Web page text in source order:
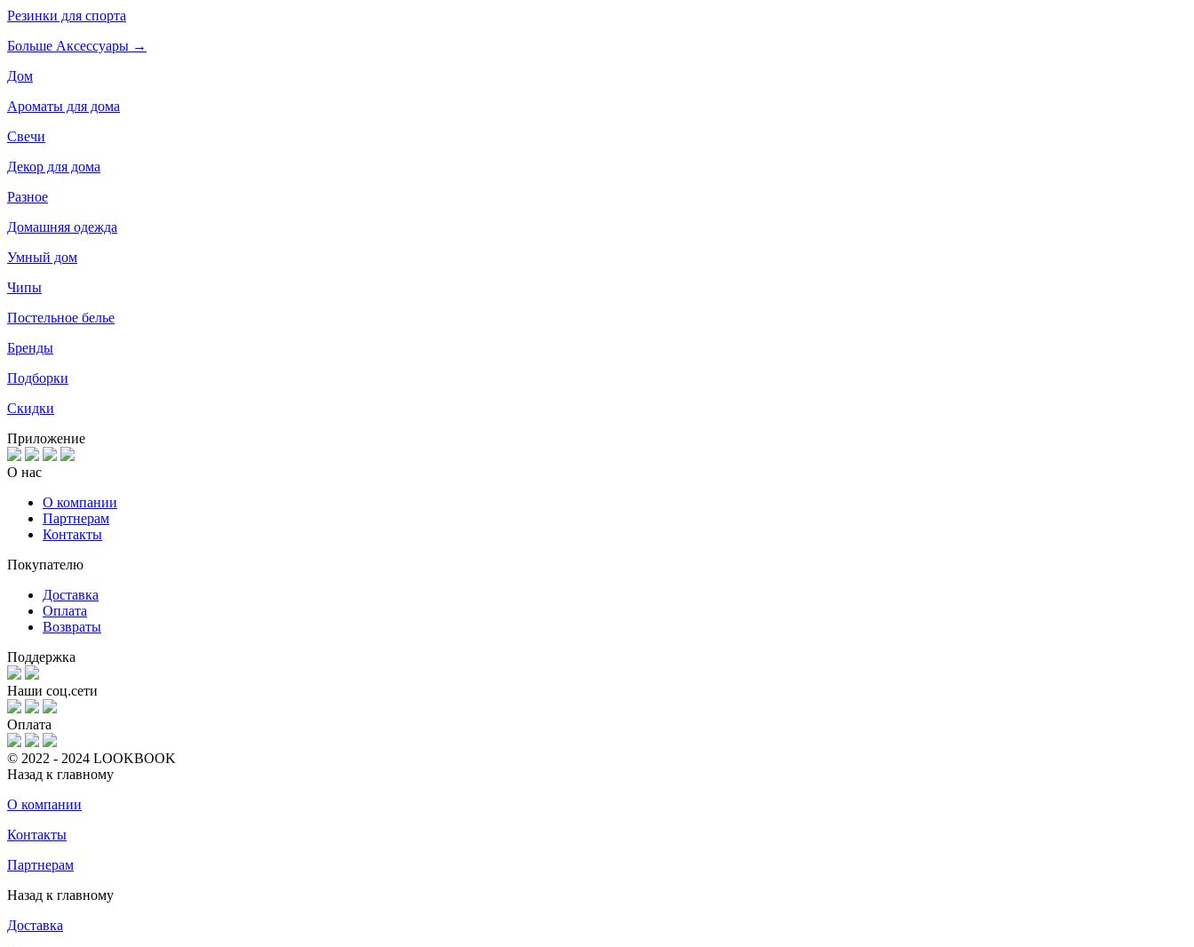
Резинки для спорта
Больше Аксессуары →
Дом
Ароматы для дома
Свечи
Декор для дома
Разное
Домашняя одежда
Умный дом
Чипы
Постельное белье
Бренды
Подборки
Скидки
Приложение
О нас
О компании
Партнерам
Контакты
Покупателю
Доставка
Оплата
Возвраты
Поддержка
Наши соц.сети
Оплата
© 2022 - 2024 LOOKBOOK
Назад к главному
О компании
Контакты
Партнерам
Назад к главному
Доставка